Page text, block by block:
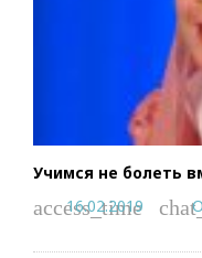
Учимся не болеть
access_time
16.02.2019